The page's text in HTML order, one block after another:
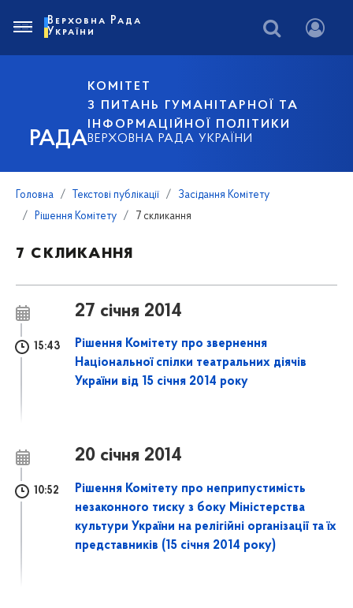
РАДА
КОМІТЕТ
З ПИТАНЬ ГУМАНІТАРНОЇ ТА
ІНФОРМАЦІЙНОЇ ПОЛІТИКИ
ВЕРХОВНА РАДА УКРАЇНИ
Верховна Рада
України
Головна Текстові публікації
Засідання Комітету
Рішення Комітету
7 скликання
7 скликання
27 січня 2014
15:43
Рішення Комітету про звернення
Національної спілки театральних діячів
України від 15 січня 2014 року
20 січня 2014
10:52
Рішення Комітету про неприпустимість
незаконного тиску з боку Міністерства
культури України на релігійні організації та їх
представників (15 січня 2014 року)